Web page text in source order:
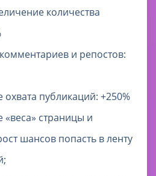
количества
и репостов:
охвата публикаций: +250%
страницы и
шансов попасть в ленту